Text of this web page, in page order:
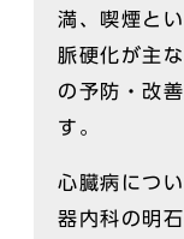
満、喫煙と
脈硬化が主
の予防・改
す。
心臓病につ
器内科の明